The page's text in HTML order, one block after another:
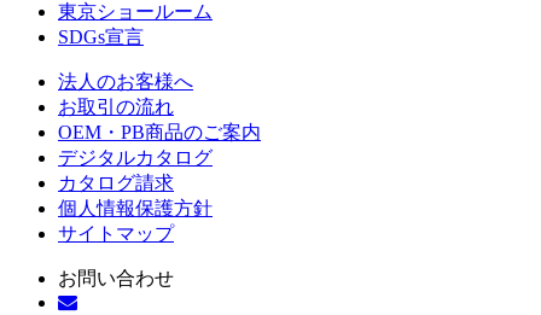
東京ショールーム
SDGs宣言
法人のお客様へ
お取引の流れ
OEM・PB商品のご案内
デジタルカタログ
カタログ請求
個人情報保護方針
サイトマップ
お問い合わせ